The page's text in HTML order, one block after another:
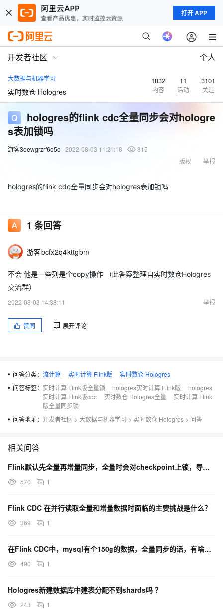
打开 APP
开发者社区 个人
大数据与机器学习
实时数仓 Hologres
1832
内容
11
活动
3101
关注
hologres的flink cdc全量同步会对hologre
s表加锁吗
游客3oewgrzrf6o5c 2022-08-03 11:21:18
815
举报
版权
hologres的flink cdc全量同步会对hologres表加锁吗
1 条回答
游客bcfx2q4kttgbm
不会 他是一些列是个copy操作 （此答案整理自实时数仓Hologres
交流群）
2022-08-03 14:38:11
举报
赞同 展开评论
问答分类： 流计算 实时计算 Flink版
实时数仓 Hologres
问答标签： 实时计算 Flink版全量锁 hologres实时计算 Flink版
hologres
实时计算 Flink版cdc
实时数仓 Hologres全量
实时计算 Flink
版全量同步锁
问答地址： 开发者社区 > 大数据与机器学习 > 实时数仓 Hologres > 问答
相关问答
Flink默认先全量再增量同步，全量时会对checkpoint上锁，导致请求检查点时失败，任务重启
570 1
Flink CDC 在并行读取全量和增量数据时面临的主要挑战是什么？
369 1
在Flink CDC中，mysql有个150g的数据，全量同步的话，有啥优化点吗？
490 1
Hologres新建数据库中建表分配不到shards吗 ？
243 1